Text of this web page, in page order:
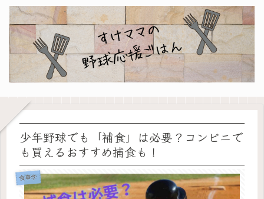
少年野球でも「補食」は必要？コンビニで
も買えるおすすめ捕食も！
食事学